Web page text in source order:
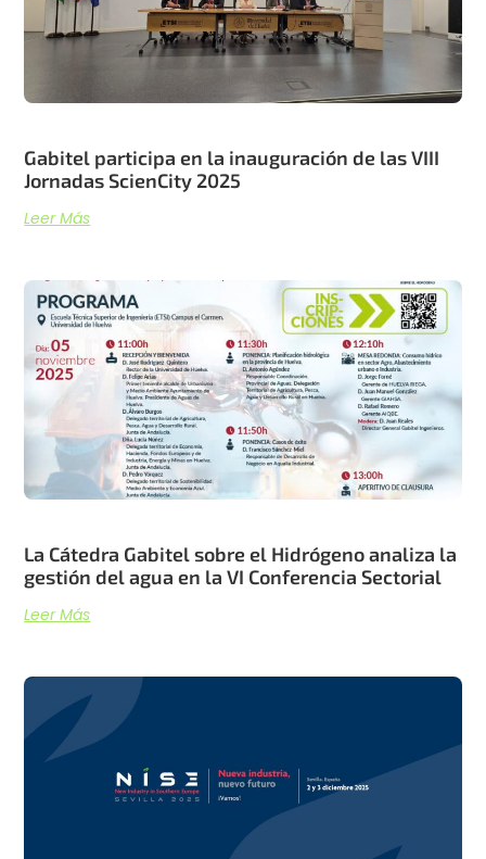
Gabitel participa en la inauguración de las VIII
Jornadas ScienCity 2025
Leer Más
La Cátedra Gabitel sobre el Hidrógeno analiza la
gestión del agua en la VI Conferencia Sectorial
Leer Más